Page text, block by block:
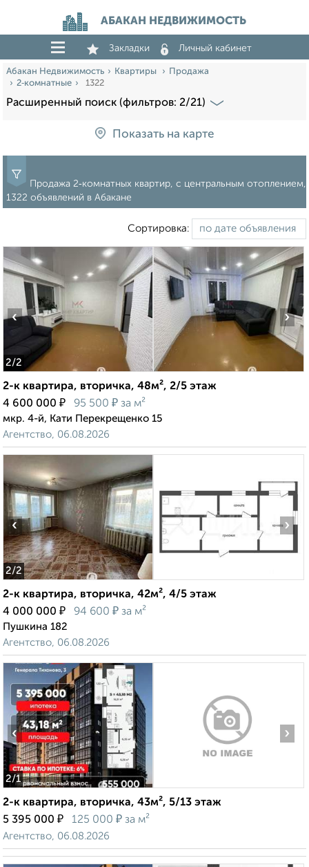
АБАКАН НЕДВИЖИМОСТЬ
Закладки Личный кабинет
Абакан Недвижимость Квартиры
Продажа
2‑комнатные
1322
Расширенный поиск (фильтров: 2/21)
Показать на карте
Продажа 2‑комнатных квартир, с центральным отоплением,
1322 объявлений в Абакане
Сортировка:
2/2
‹ ›
2-к квартира, вторичка, 48м², 2/5 этаж
4 600 000 ₽ 95 500 ₽ за м²
мкр. 4-й, Кати Перекрещенко 15
Агентство, 06.08.2026
2/2
‹ ›
2-к квартира, вторичка, 42м², 4/5 этаж
4 000 000 ₽ 94 600 ₽ за м²
Пушкина 182
Агентство, 06.08.2026
2/1
‹ ›
2-к квартира, вторичка, 43м², 5/13 этаж
5 395 000 ₽ 125 000 ₽ за м²
Агентство, 06.08.2026